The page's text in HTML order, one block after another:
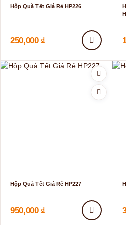
Hộp Quà Tết Giá Rẻ HP226
250,000 ₫
Hộp Quà Tết Giá Rẻ HP227
950,000 ₫